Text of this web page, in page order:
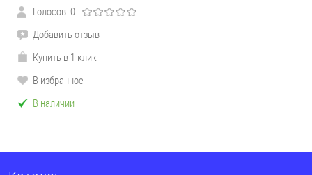
Голосов: 0
Добавить отзыв
Купить в 1 клик
В избранное
В наличии